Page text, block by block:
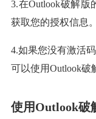
3.在Outlook破解
获取您的授权信息。
4.如果您没有激活
可以使用Outlook破
使用Outlook破